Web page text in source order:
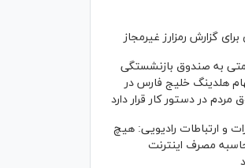
بیش از ۱۰۰ همتی به صندوق بازنشستگی
هلدینگ خلیج فارس در
در دستور کار قرار دارد
و ارتباطات رادیویی: هیچ
مصرف اینترنت